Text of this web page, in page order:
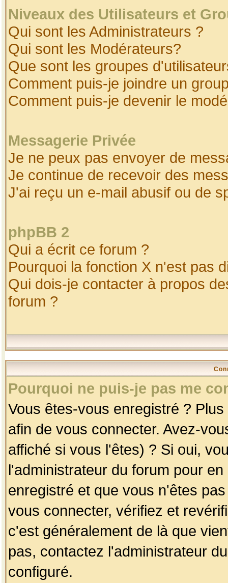
Niveaux des Utilisateurs et
Qui sont les Administrateurs ?
Qui sont les Modérateurs?
Que sont les groupes
Comment puis-je joindre un
Comment puis-je devenir le
Messagerie Privée
Je ne peux pas envoyer de
Je continue de recevoir des
J'ai reçu un e-mail abusif ou de
phpBB 2
Qui a écrit ce forum ?
Pourquoi la fonction X n'est pas
Qui dois-je contacter à propos
forum ?
Pourquoi ne puis-je pas me
Vous êtes-vous enregistré ?
afin de vous connecter. Avez-
affiché si vous l'êtes) ? Si oui,
l'administrateur du forum pour
enregistré et que vous n'êtes
vous connecter, vérifiez et
c'est généralement de là que
pas, contactez l'administrateur
configuré.